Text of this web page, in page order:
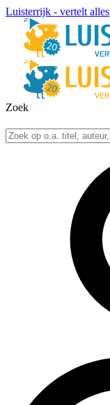
Luisterrijk - vertelt alles
Zoek